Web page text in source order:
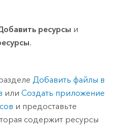
ресурсы и
.
Добавить файлы в
или Создать приложение
и предоставьте
содержит ресурсы